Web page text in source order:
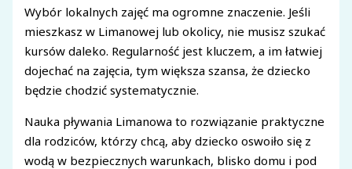
Wybór lokalnych zajęć ma ogromne znaczenie. Jeśli
mieszkasz w Limanowej lub okolicy, nie musisz szukać
kursów daleko. Regularność jest kluczem, a im łatwiej
dojechać na zajęcia, tym większa szansa, że dziecko
będzie chodzić systematycznie.
Nauka pływania Limanowa to rozwiązanie praktyczne
dla rodziców, którzy chcą, aby dziecko oswoiło się z
wodą w bezpiecznych warunkach, blisko domu i pod